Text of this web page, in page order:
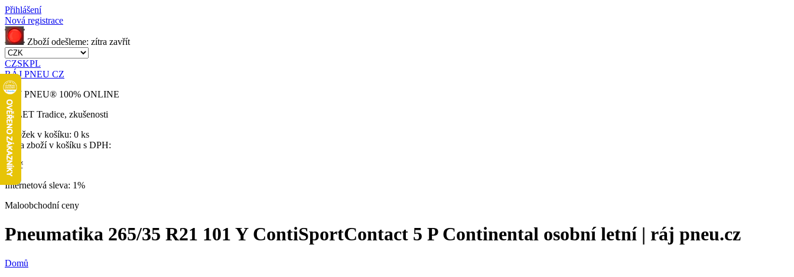
Přihlášení
Nová registrace
Zboží odešleme: zítra zavřít
CZSKPL
RÁJ PNEU CZ
RÁJ PNEU® 100% ONLINE
32 LET Tradice, zkušenosti
Položek v košíku: 0 ks
Cena zboží v košíku s DPH:
0 Kč
Internetová sleva: 1%
Maloobchodní ceny
Pneumatika 265/35 R21 101 Y ContiSportContact 5 P Continental osobní letní | ráj pneu.cz
Domů